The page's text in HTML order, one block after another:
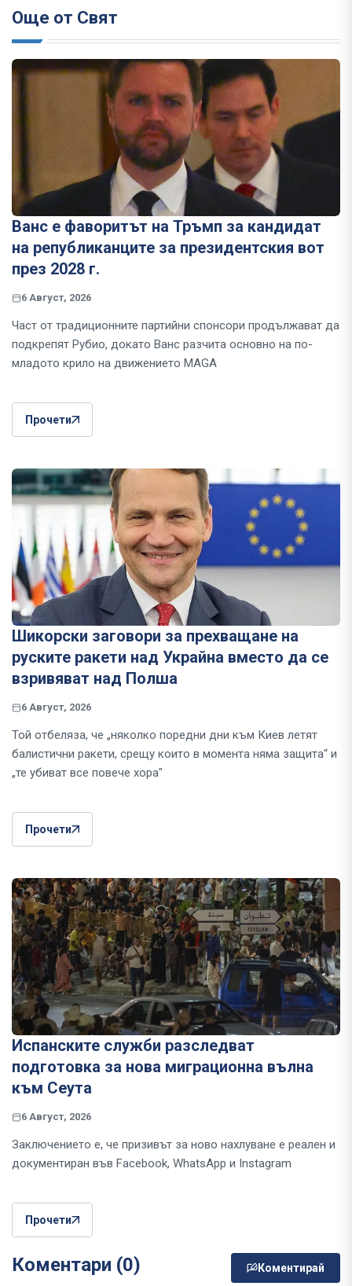
Още от Свят
Ванс е фаворитът на Тръмп за кандидат
на републиканците за президентския вот
през 2028 г.
6 Август, 2026
Част от традиционните партийни спонсори продължават да
подкрепят Рубио, докато Ванс разчита основно на по-
младото крило на движението MAGA
Прочети
Шикорски заговори за прехващане на
руските ракети над Украйна вместо да се
взривяват над Полша
6 Август, 2026
Той отбеляза, че „няколко поредни дни към Киев летят
балистични ракети, срещу които в момента няма защита“ и
„те убиват все повече хора"
Прочети
Испанските служби разследват
подготовка за нова миграционна вълна
към Сеута
6 Август, 2026
Заключението е, че призивът за ново нахлуване е реален и
документиран във Facebook, WhatsApp и Instagram
Прочети
Коментари (0) Коментирай